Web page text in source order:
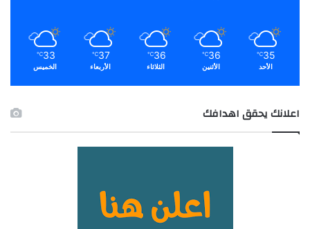
35
℃
الأحد
36
℃
الأثنين
36
℃
الثلاثاء
37
℃
الأربعاء
33
℃
الخميس
اعلانك يحقق اهدافك